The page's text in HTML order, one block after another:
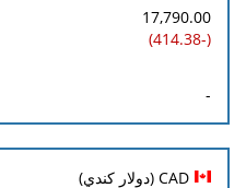
17,790.00
(-414.38)
-